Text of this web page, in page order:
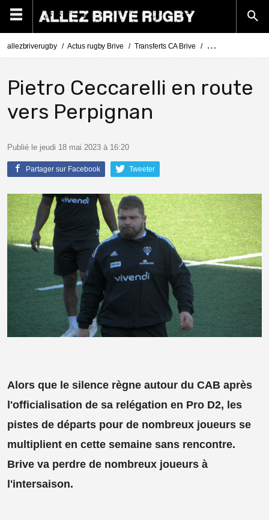
allezbriverugby Actus rugby Brive Transferts CA Brive Actus Transferts
Pietro Ceccarelli en route
vers Perpignan
Publié le jeudi 18 mai 2023 à 16:20
Partager sur Facebook Tweeter
Alors que le silence règne autour du CAB après
l'officialisation de sa relégation en Pro D2, les
pistes de départs pour de nombreux joueurs se
multiplient en cette semaine sans rencontre.
Brive va perdre de nombreux joueurs à
l'intersaison.